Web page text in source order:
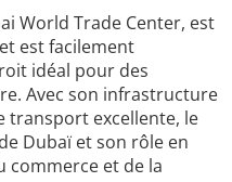
World Trade Center, est
est facilement
idéal pour des
Avec son infrastructure
transport excellente, le
Dubaï et son rôle en
et de la